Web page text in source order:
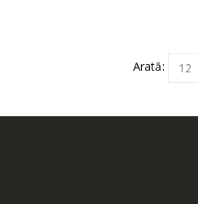
Arată: